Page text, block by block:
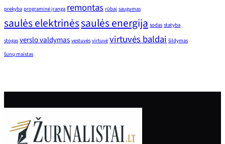
prekyba programinė įranga remontas rūbai saugumas
saulės elektrinėssaulės energija sodas statyba
stogas verslo valdymas vestuvės virtuvė virtuvės baldai šildymas
šunų maistas